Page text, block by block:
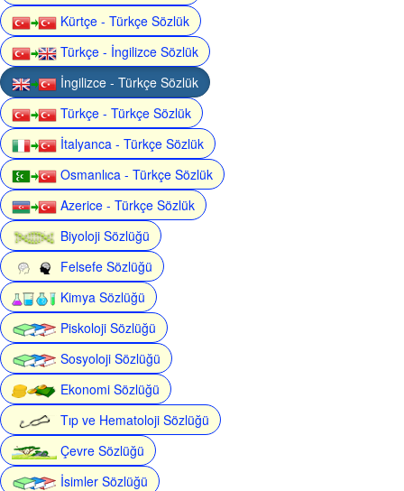
Kürtçe - Türkçe Sözlük
Türkçe - İngilizce Sözlük
İngilizce - Türkçe Sözlük
Türkçe - Türkçe Sözlük
İtalyanca - Türkçe Sözlük
Osmanlıca - Türkçe Sözlük
Azerice - Türkçe Sözlük
Biyoloji Sözlüğü
Felsefe Sözlüğü
Kimya Sözlüğü
Piskoloji Sözlüğü
Sosyoloji Sözlüğü
Ekonomi Sözlüğü
Tıp ve Hematoloji Sözlüğü
Çevre Sözlüğü
İsimler Sözlüğü